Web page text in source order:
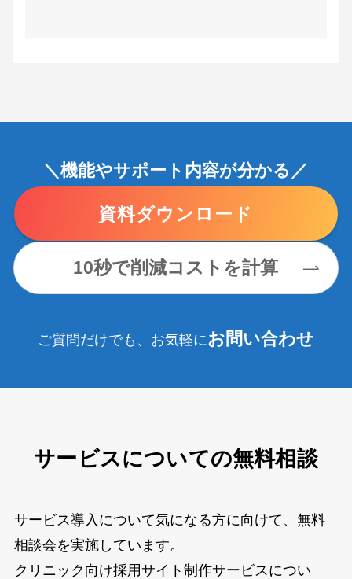
＼機能やサポート内容が分かる／
資料ダウンロード
10秒で削減コストを計算
ご質問だけでも、お気軽にお問い合わせ
サービスについての無料相談
サービス導入について気になる方に向けて、無料
相談会を実施しています。
クリニック向け採用サイト制作サービスについ